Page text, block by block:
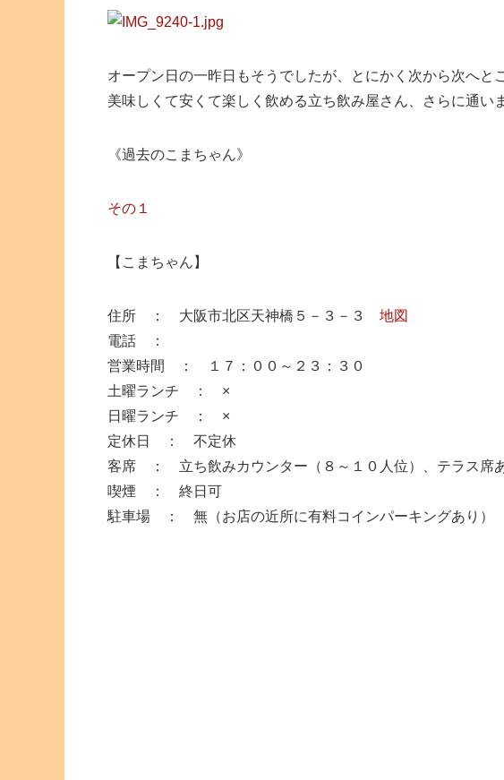
オープン日の一昨日もそうでしたが、とにかく次から次へと
美味しくて安くて楽しく飲める立ち飲み屋さん、さらに通い
《過去のこまちゃん》
その１
【こまちゃん】
住所 ： 大阪市北区天神橋５－３－３ 地図
電話 ：
営業時間 ： １７：００～２３：３０
土曜ランチ ： ×
日曜ランチ ： ×
定休日 ： 不定休
客席 ： 立ち飲みカウンター（８～１０人位）、テラス席
喫煙 ： 終日可
駐車場 ： 無（お店の近所に有料コインパーキングあり）